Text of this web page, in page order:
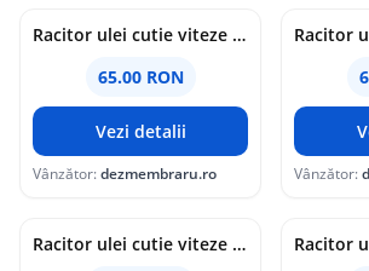
Racitor ulei cutie viteze Ford S-Max 1 [Fabr 2006-2014] 6G91-7A095-AD 2.0 TDCI TXBA 103KW / 140CP
65.00 RON
Vezi detalii
Vânzător:dezmembraru.ro Vânzător:
Racitor ulei cutie viteze Volkswagen Touareg (7LA, 7L6) [Fabr 2003-2010] 7L0317019 2.5 TDI BAC 128KW / 174CP